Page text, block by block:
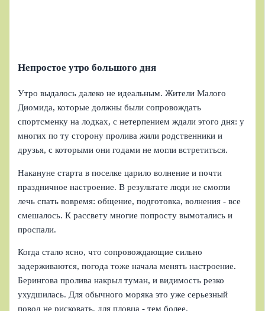
Непростое утро большого дня
Утро выдалось далеко не идеальным. Жители Малого
Диомида, которые должны были сопровождать
спортсменку на лодках, с нетерпением ждали этого дня: у
многих по ту сторону пролива жили родственники и
друзья, с которыми они годами не могли встретиться.
Накануне старта в поселке царило волнение и почти
праздничное настроение. В результате люди не смогли
лечь спать вовремя: общение, подготовка, волнения - все
смешалось. К рассвету многие попросту вымотались и
проспали.
Когда стало ясно, что сопровождающие сильно
задерживаются, погода тоже начала менять настроение.
Берингова пролива накрыл туман, и видимость резко
ухудшилась. Для обычного моряка это уже серьезный
повод не рисковать, для пловца - тем более.